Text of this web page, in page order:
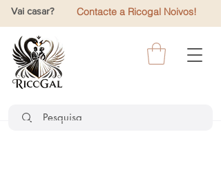
Vai casar? Contacte a Ricogal Noivos!